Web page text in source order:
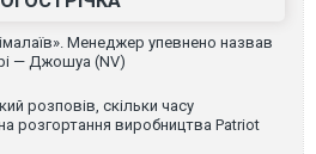
Менеджер упевнено назвав
— Джошуа (NV)
розповів, скільки часу
розгортання виробництва Patriot